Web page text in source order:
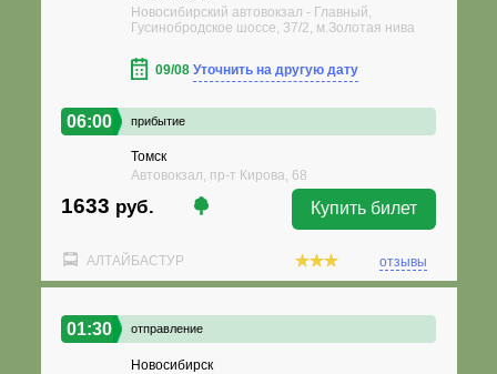
Новосибирский автовокзал - Главный,
Гусинобродское шоссе, 37/2, м.Золотая нива
09/08 Уточнить на другую дату
06:00 прибытие
Томск
Автовокзал, пр-т Кирова, 68
1633 руб. Купить билет
АЛТАЙБАСТУР отзывы
01:30 отправление
Новосибирск